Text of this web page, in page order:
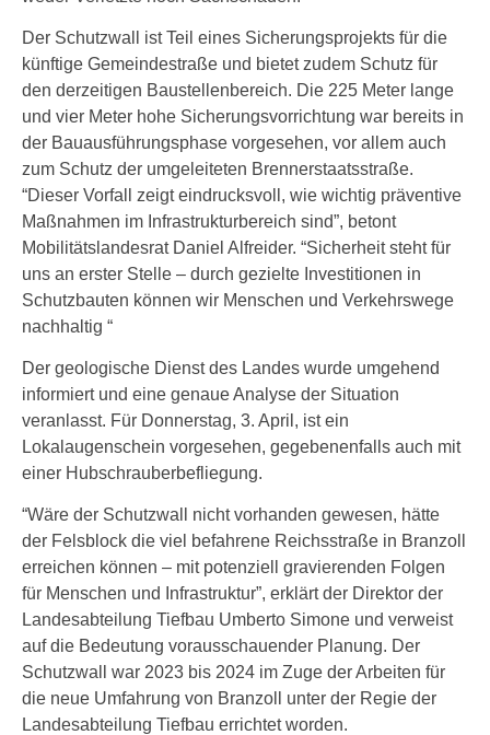
Der Schutzwall ist Teil eines Sicherungsprojekts für die
künftige Gemeindestraße und bietet zudem Schutz für
den derzeitigen Baustellenbereich. Die 225 Meter lange
und vier Meter hohe Sicherungsvorrichtung war bereits in
der Bauausführungsphase vorgesehen, vor allem auch
zum Schutz der umgeleiteten Brennerstaatsstraße.
“Dieser Vorfall zeigt eindrucksvoll, wie wichtig präventive
Maßnahmen im Infrastrukturbereich sind”, betont
Mobilitätslandesrat Daniel Alfreider. “Sicherheit steht für
uns an erster Stelle – durch gezielte Investitionen in
Schutzbauten können wir Menschen und Verkehrswege
nachhaltig “
Der geologische Dienst des Landes wurde umgehend
informiert und eine genaue Analyse der Situation
veranlasst. Für Donnerstag, 3. April, ist ein
Lokalaugenschein vorgesehen, gegebenenfalls auch mit
einer Hubschrauberbefliegung.
“Wäre der Schutzwall nicht vorhanden gewesen, hätte
der Felsblock die viel befahrene Reichsstraße in Branzoll
erreichen können – mit potenziell gravierenden Folgen
für Menschen und Infrastruktur”, erklärt der Direktor der
Landesabteilung Tiefbau Umberto Simone und verweist
auf die Bedeutung vorausschauender Planung. Der
Schutzwall war 2023 bis 2024 im Zuge der Arbeiten für
die neue Umfahrung von Branzoll unter der Regie der
Landesabteilung Tiefbau errichtet worden.